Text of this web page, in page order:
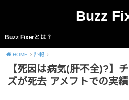
Buzz
Buzz Fixerとは？
HOME 訃報
【死因は病気(肝不全)?】
ズが死去 アメフトでの実